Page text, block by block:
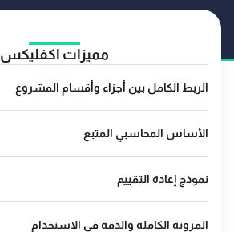
مميزات اكفليكس
الربط الكامل بين أجزاء وأقسام المشروع
الأساس المحاسبي المتبع
نموذج إعادة التقييم
المرونة الكاملة والدقة في الاستخدام